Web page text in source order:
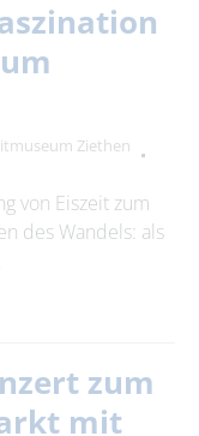
Ziethen
von Eiszeit zum
des Wandels: als
zum
mit